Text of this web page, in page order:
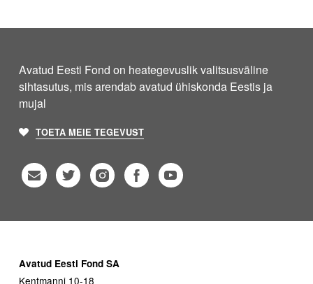
Avatud Eesti Fond on heategevuslik valitsusväline
sihtasutus, mis arendab avatud ühiskonda Eestis ja
mujal
TOETA MEIE TEGEVUST
Avatud Eesti Fond SA
Kentmanni 10-18